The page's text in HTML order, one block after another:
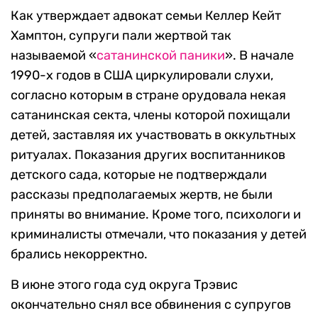
Как утверждает адвокат семьи Келлер Кейт
Хамптон, супруги пали жертвой так
называемой «сатанинской паники». В начале
1990-х годов в США циркулировали слухи,
согласно которым в стране орудовала некая
сатанинская секта, члены которой похищали
детей, заставляя их участвовать в оккультных
ритуалах. Показания других воспитанников
детского сада, которые не подтверждали
рассказы предполагаемых жертв, не были
приняты во внимание. Кроме того, психологи и
криминалисты отмечали, что показания у детей
брались некорректно.
В июне этого года суд округа Трэвис
окончательно снял все обвинения с супругов